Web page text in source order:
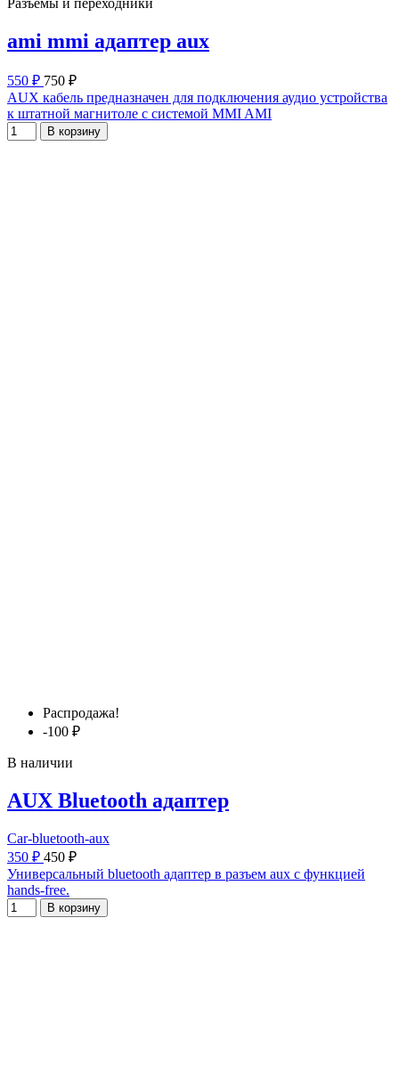
ami mmi адаптер aux
550 ₽ 750 ₽
AUX кабель предназначен для подключения аудио устройства
к штатной магнитоле с системой MMI AMI
В корзину
Распродажа!
-100 ₽
В наличии
AUX Bluetooth адаптер
Car-bluetooth-aux
350 ₽ 450 ₽
Универсальный bluetooth адаптер в разъем aux с функцией
hands-free.
В корзину